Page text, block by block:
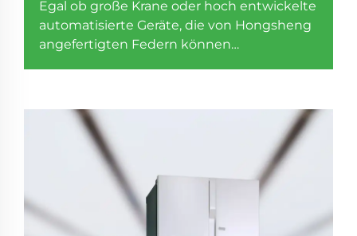
Egal ob große Krane oder hoch entwickelte
automatisierte Geräte, die von Hongsheng
angefertigten Federn können